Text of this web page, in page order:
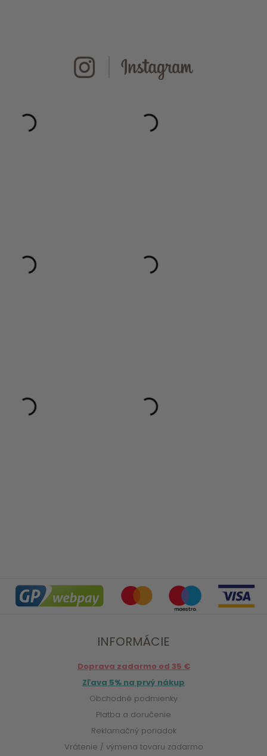
INFORMÁCIE
Doprava zadarmo od 35 €
Zľava 5% na prvý nákup
Obchodné podmienky
Platba a doručenie
Reklamačný poriadok
Vrátenie / výmena tovaru zadarmo